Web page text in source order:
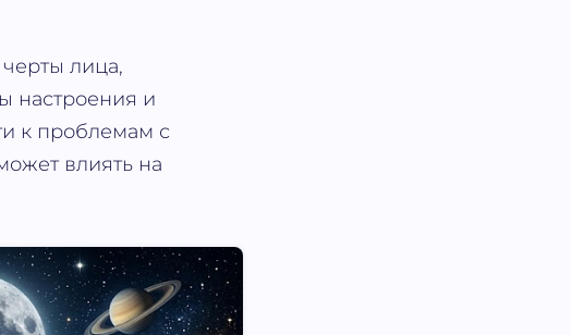
лица,
настроения и
к проблемам с
влиять на